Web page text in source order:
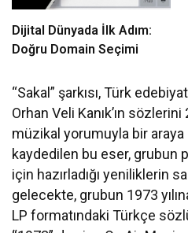
Dijital Dünyada İlk Adım:
Doğru Domain Seçimi
“Sakal” şarkısı, Türk
Orhan Veli Kanık’ın
müzikal yorumuyla bir araya
kaydedilen bu eser, grubun
için hazırladığı yeniliklerin
gelecekte, grubun 1973
LP formatındaki Türkçe